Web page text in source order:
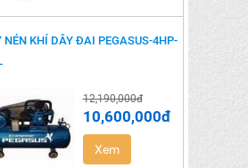
12,190,000đ
10,600,000đ
Xem